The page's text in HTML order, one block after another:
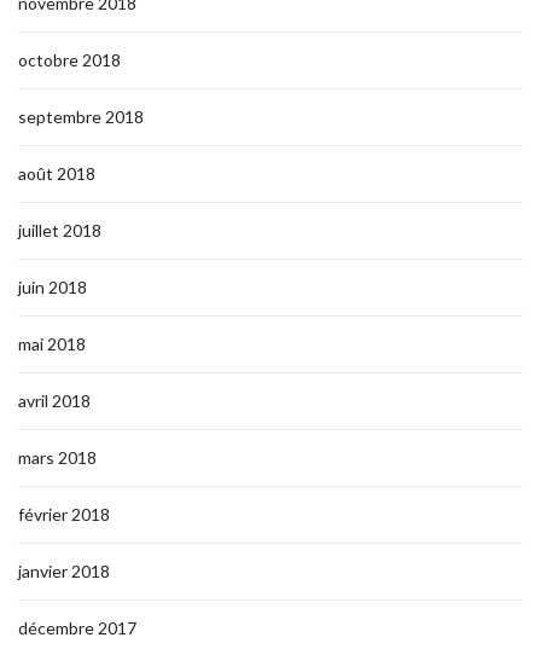
octobre 2018
septembre 2018
août 2018
juillet 2018
juin 2018
mai 2018
avril 2018
mars 2018
février 2018
janvier 2018
décembre 2017